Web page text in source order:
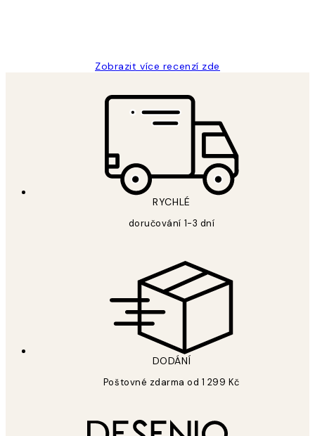
Zobrazit více recenzí zde
RYCHLÉ
doručování 1-3 dní
DODÁNÍ
Poštovné zdarma od 1 299 Kč